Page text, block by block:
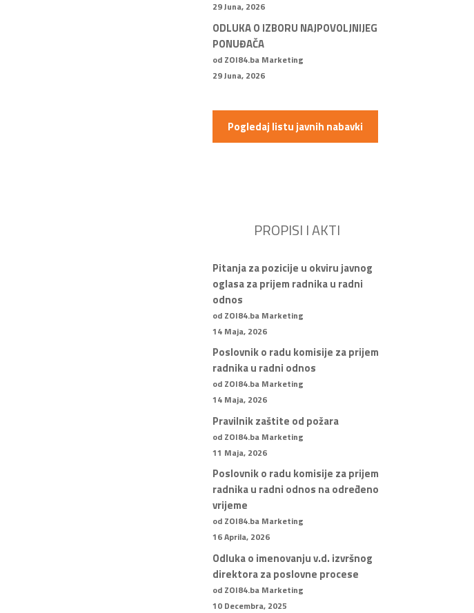
29 Juna, 2026
ODLUKA O IZBORU NAJPOVOLJNIJEG
PONUĐAČA
od ZOI84.ba Marketing
29 Juna, 2026
Pogledaj listu javnih nabavki
PROPISI I AKTI
Pitanja za pozicije u okviru javnog
oglasa za prijem radnika u radni
odnos
od ZOI84.ba Marketing
14 Maja, 2026
Poslovnik o radu komisije za prijem
radnika u radni odnos
od ZOI84.ba Marketing
14 Maja, 2026
Pravilnik zaštite od požara
od ZOI84.ba Marketing
11 Maja, 2026
Poslovnik o radu komisije za prijem
radnika u radni odnos na određeno
vrijeme
od ZOI84.ba Marketing
16 Aprila, 2026
Odluka o imenovanju v.d. izvršnog
direktora za poslovne procese
od ZOI84.ba Marketing
10 Decembra, 2025